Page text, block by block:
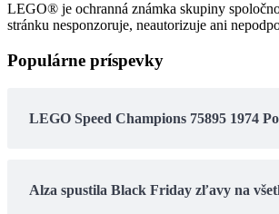
LEGO® je ochranná známka skupiny
stránku nesponzoruje, neautorizuje ani
Populárne príspevky
LEGO Speed Champions 75895 1974
Alza spustila Black Friday zľavy na